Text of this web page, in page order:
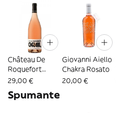
Château De
Roquefort
Corail Côtes de
29,00 €
Giovanni Aiello
Chakra Rosato
20,00 €
Spumante